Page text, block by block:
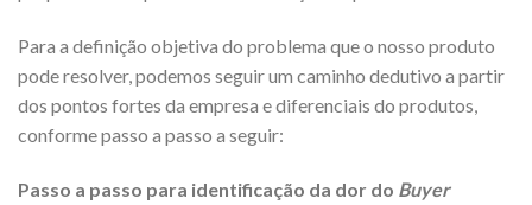
Para a definição objetiva do problema que o nosso produto
pode resolver, podemos seguir um caminho dedutivo a partir
dos pontos fortes da empresa e diferenciais do produtos,
conforme passo a passo a seguir:
Passo a passo para identificação da dor do Buyer